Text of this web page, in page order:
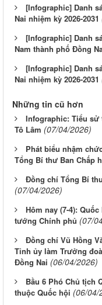
[Infographic] Danh
Nai nhiệm kỳ 2026-2031
[Infographic] Danh
Nam thành phố Đồng
[Infographic] Danh
Nai nhiệm kỳ 2026-2031
Những tin cũ hơn
Infographic: Tiểu
Tô Lâm (07/04/2026)
Phát biểu nhậm
Tổng Bí thư Ban Chấp
Đồng chí Tổng Bí
(07/04/2026)
Hôm nay (7-4):
tướng Chính phủ (07/
Đồng chí Vũ Hồng
Tỉnh ủy làm Trưởng
Đồng Nai (06/04/2026)
Bầu 6 Phó Chủ tịch
thuộc Quốc hội (06/04/